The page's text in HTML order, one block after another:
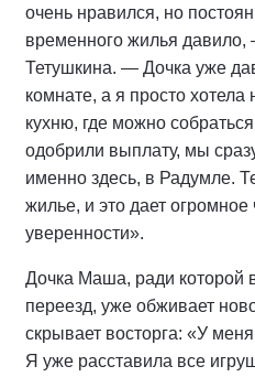
очень нравился, но
временного жилья
Тетушкина. — Дочка уже
комнате, а я просто
кухню, где можно
одобрили выплату, мы
именно здесь, в Радумле.
жилье, и это дает огромное
уверенности».
Дочка Маша, ради которой
переезд, уже обживает
скрывает восторга: «У
Я уже расставила все